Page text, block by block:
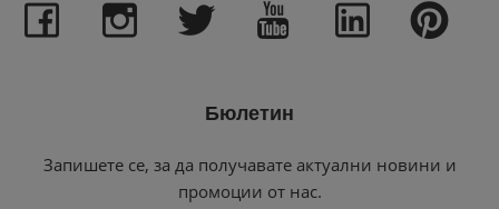
Бюлетин
Запишете се, за да получавате актуални новини и
промоции от нас.